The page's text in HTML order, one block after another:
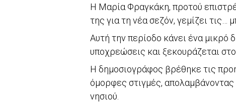
Η Μαρία Φραγκάκη, προτού
της για τη νέα σεζόν, γεμίζει τις…
Αυτή την περίοδο κάνει ένα μικρό
υποχρεώσεις και ξεκουράζεται
Η δημοσιογράφος βρέθηκε τις
όμορφες στιγμές, απολαμβάνοντας
νησιού.